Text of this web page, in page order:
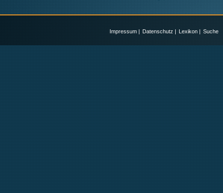
Impressum | Datenschutz | Lexikon | Suche